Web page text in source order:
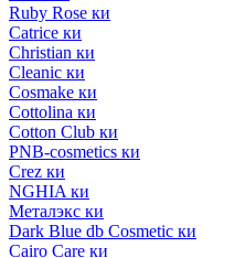
Ruby Rose ки
Catrice ки
Christian ки
Cleanic ки
Cosmake ки
Cottolina ки
Cotton Club ки
PNB-cosmetics ки
Crez ки
NGHIA ки
Металэкс ки
Dark Blue db Cosmetic ки
Cairo Care ки